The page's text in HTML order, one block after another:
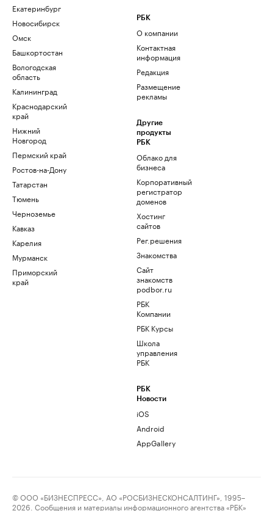
Екатеринбург
Новосибирск
Омск
Башкортостан
Вологодская
область
Калининград
Краснодарский
край
Нижний
Новгород
Пермский край
Ростов-на-Дону
Татарстан
Тюмень
Черноземье
Кавказ
Карелия
Мурманск
Приморский
край
РБК
О компании
Контактная
информация
Редакция
Размещение
рекламы
Другие
продукты
РБК
Облако для
бизнеса
Корпоративный
регистратор
доменов
Хостинг
сайтов
Рег.решения
Знакомства
Сайт
знакомств
podbor.ru
РБК
Компании
РБК Курсы
Школа
управления
РБК
РБК
Новости
iOS
Android
AppGallery
© ООО «БИЗНЕСПРЕСС», АО «РОСБИЗНЕСКОНСАЛТИНГ», 1995–
2026. Сообщения и материалы информационного агентства «РБК»